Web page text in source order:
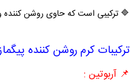
🔷 ترکیبی است که حاوی روشن
ترکیباتکرم روشن کننده
📌 آربوتین :